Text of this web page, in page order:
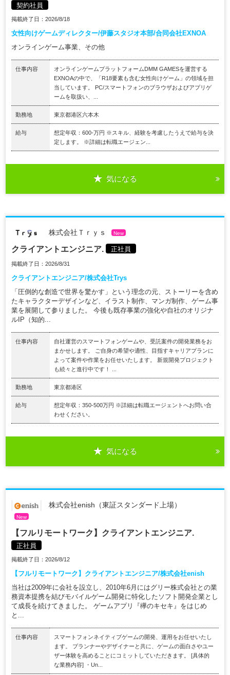
契約社員
掲載終了日：2026/8/18
女性向けゲームディレクター/伊藤スタジオ本部/合同会社EXNOA
オンラインゲーム事業、その他
仕事内容
オンラインゲームプラットフォームDMM GAMESを運営する
EXNOAの中で、「R18要素も含む女性向けゲーム」の領域を担
当しています。 PC/スマートフォンのブラウザおよびアプリゲ
ームを取扱い、...
勤務地 東京都港区六本木
給与
想定年収：600-万円 ※スキル、経験を考慮したうえで給与を決
定します。 ※詳細は転職エージェン...
気になる
株式会社Ｔｒｙｓ New
クライアントエンジニア. 正社員
掲載終了日：2026/8/31
クライアントエンジニア/株式会社Trys
「圧倒的な創造で世界を驚かす」という理念の元、ストーリーを含め
たキャラクターデザインなど、イラスト制作、マンガ制作、ゲーム事
業を展開して参りました。 今後も既存事業の強化や自社のオリジナ
ルIP（知的...
仕事内容
自社運営のスマートフォンゲームや、受託案件の開発業務をお
まかせします。 ご自身の希望や適性、目指すキャリアプランに
よって案件や作業をお任せいたします。 新規開発プロジェクト
も続々と進行中です！ ...
勤務地 東京都港区
給与
想定年収：350-500万円 ※詳細は転職エージェントへお問い合
わせください。
気になる
株式会社enish（東証スタンダード上場）
New
【フルリモートワーク】クライアントエンジニア.
正社員
掲載終了日：2026/8/12
【フルリモートワーク】クライアントエンジニア/株式会社enish
当社は2009年に会社を設立し、2010年6月にはグリー株式会社との業
務資本提携を結びモバイルゲーム開発に特化したソフト開発企業とし
て成長を続けてきました。 ゲームアプリ『欅のキセキ』をはじめ
と...
仕事内容
スマートフォンネイティブゲームの開発、運用をお任せいたし
ます。 プランナーやデザイナーと共に、ゲームの面白さやユー
ザー体験を高めることにコミットしていただきます。 [具体的
な業務内容] ・Un...